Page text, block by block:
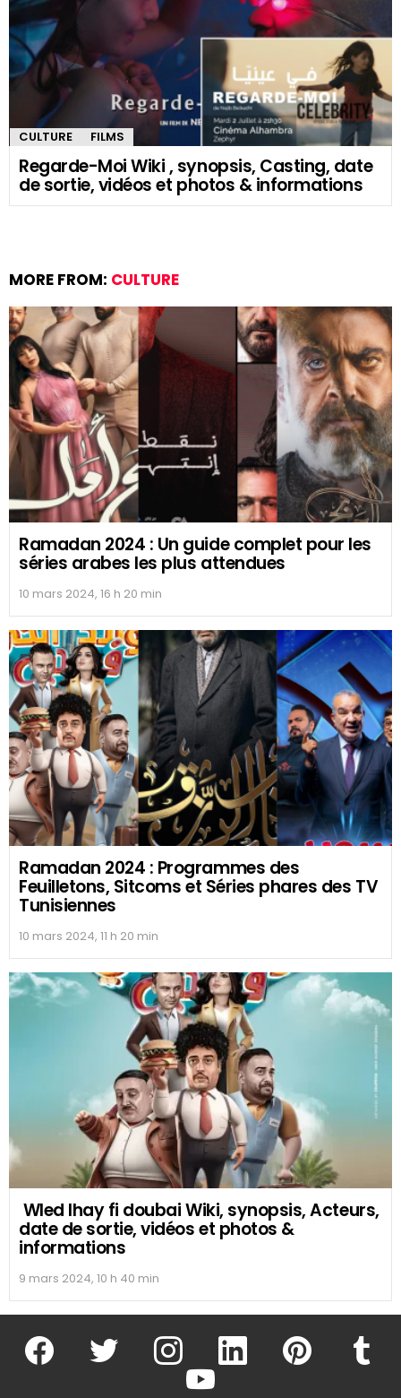
CULTURE FILMS
Regarde-Moi Wiki , synopsis, Casting, date
de sortie, vidéos et photos & informations
MORE FROM: CULTURE
Ramadan 2024 : Un guide complet pour les
séries arabes les plus attendues
10 mars 2024, 16 h 20 min
Ramadan 2024 : Programmes des
Feuilletons, Sitcoms et Séries phares des TV
Tunisiennes
10 mars 2024, 11 h 20 min
Wled lhay fi doubai Wiki, synopsis, Acteurs,
date de sortie, vidéos et photos &
informations
9 mars 2024, 10 h 40 min
facebook twitter instagram linkedin pinterest
youtube